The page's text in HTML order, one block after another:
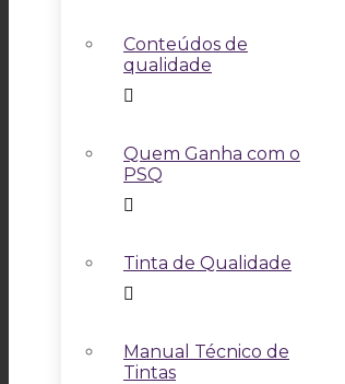
Conteúdos de
qualidade
Quem Ganha com o
PSQ
Tinta de Qualidade
Manual Técnico de
Tintas